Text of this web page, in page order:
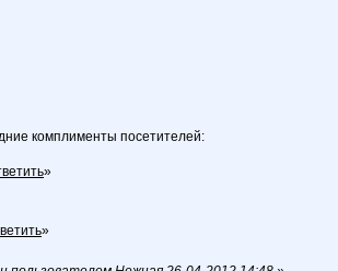
комплименты посетителей:
»
»